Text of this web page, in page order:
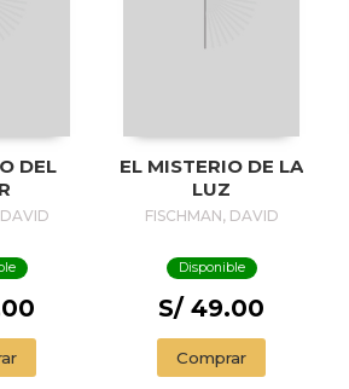
DEL
EL MISTERIO DE LA
LUZ
FISCHMAN, DAVID
Disponible
S/ 49.00
Comprar